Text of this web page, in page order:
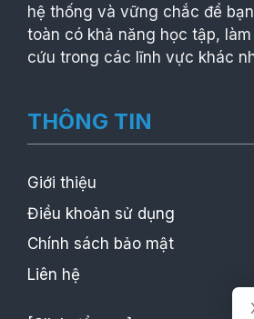
hệ thống và vững chắc để
toàn có khả năng học tập,
cứu trong các lĩnh vực khác
THÔNG TIN
Giới thiệu
Điều khoản sử dụng
Chính sách bảo mật
Liên hệ